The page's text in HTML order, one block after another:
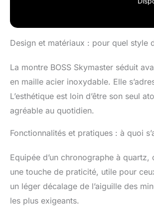
Design et matériaux : pour quel style
La montre BOSS Skymaster séduit
en maille acier inoxydable. Elle
L’esthétique est loin d’être son seul
agréable au quotidien.
Fonctionnalités et pratiques : à quoi
Equipée d’un chronographe à
une touche de praticité, utile pour
un léger décalage de l’aiguille des
les plus exigeants.